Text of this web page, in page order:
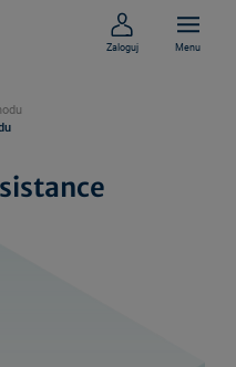
Zaloguj Menu